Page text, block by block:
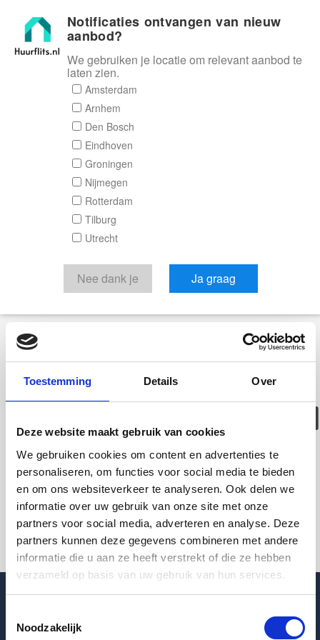
Toestemming Details Over
Deze website maakt gebruik van cookies
We gebruiken cookies om content en advertenties te
personaliseren, om functies voor social media te bieden
en om ons websiteverkeer te analyseren. Ook delen we
informatie over uw gebruik van onze site met onze
partners voor social media, adverteren en analyse. Deze
partners kunnen deze gegevens combineren met andere
informatie die u aan ze heeft verstrekt of die ze hebben
verzameld op basis van uw gebruik van hun services.
Noodzakelijk
Huurflits
Deze woning is
helaas
verhuurd/verwijderd
Pagina niet gevonden
Terug naar woningoverzicht
Blogpost
Notificaties ontvangen van nieuw
aanbod?
We gebruiken je locatie om relevant aanbod te
laten zien.
Amsterdam
Arnhem
Den Bosch
Eindhoven
Groningen
Nijmegen
Rotterdam
Tilburg
Utrecht
Nee dank je Ja graag